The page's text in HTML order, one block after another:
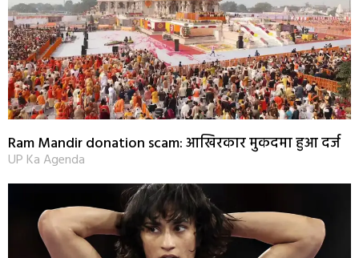
Ram Mandir donation scam: आखिरकार मुकदमा हुआ दर्ज
UP Ka Agenda